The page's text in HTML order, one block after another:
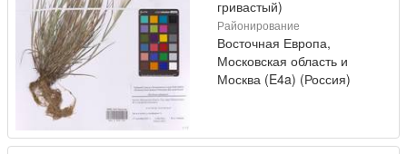
гривастый)
Районирование
Восточная Европа,
Московская область и
Москва (E4a) (Россия)